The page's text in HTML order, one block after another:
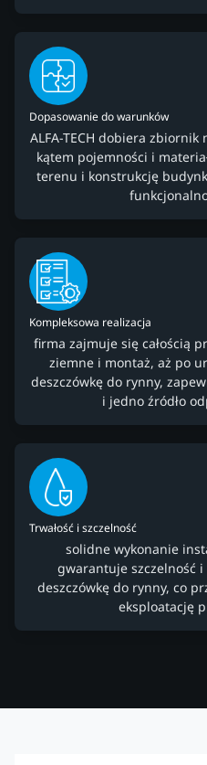
Dopasowanie do warunków
ALFA-TECH dobiera
kątem pojemności i
terenu i konstrukcję
Kompleksowa realizacja
firma zajmuje się całością
ziemne i montaż, aż po
deszczówkę do rynny,
i jedno źródło
Trwałość i szczelność
solidne wykonanie
gwarantuje szczelność
deszczówkę do rynny, co
eksploatację